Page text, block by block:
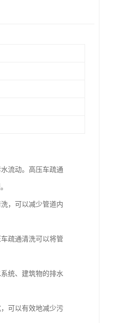
流动。高压车疏通
，可以减少管道内
疏通清洗可以将管
统、建筑物的排水
可以有效地减少污